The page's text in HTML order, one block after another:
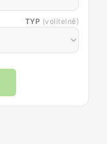
TYP (volitelně)